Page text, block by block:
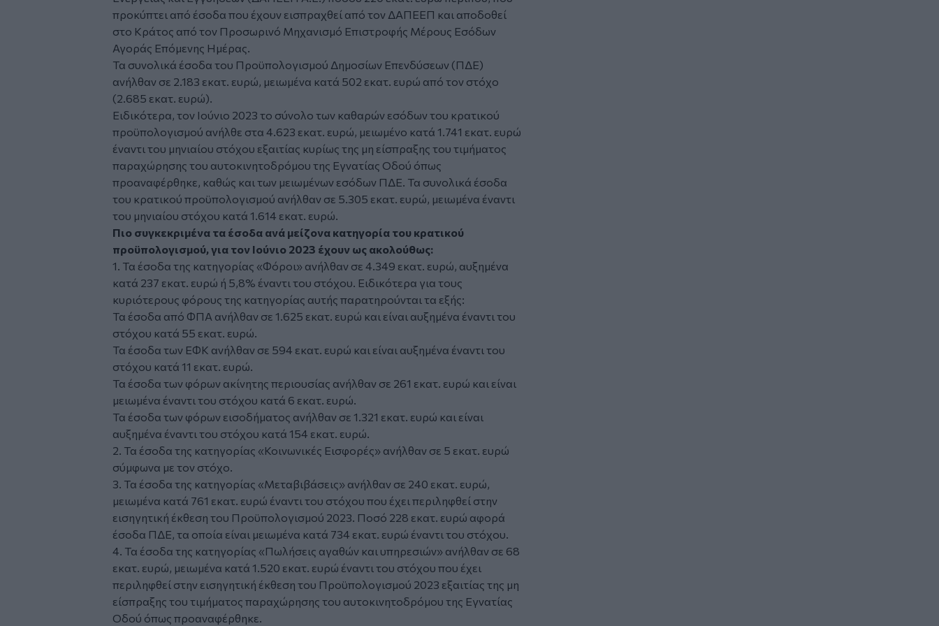
προκύπτει από έσοδα που έχουν εισπραχθεί από τον ΔΑΠΕΕΠ και αποδοθεί
στο Κράτος από τον Προσωρινό Μηχανισμό Επιστροφής Μέρους Εσόδων
Αγοράς Επόμενης Ημέρας.
Τα συνολικά έσοδα του Προϋπολογισμού Δημοσίων Επενδύσεων (ΠΔΕ)
ανήλθαν σε 2.183 εκατ. ευρώ, μειωμένα κατά 502 εκατ. ευρώ από τον στόχο
(2.685 εκατ. ευρώ).
Ειδικότερα, τον Ιούνιο 2023 το σύνολο των καθαρών εσόδων του κρατικού
προϋπολογισμού ανήλθε στα 4.623 εκατ. ευρώ, μειωμένο κατά 1.741 εκατ. ευρώ
έναντι του μηνιαίου στόχου εξαιτίας κυρίως της μη είσπραξης του τιμήματος
παραχώρησης του αυτοκινητοδρόμου της Εγνατίας Οδού όπως
προαναφέρθηκε, καθώς και των μειωμένων εσόδων ΠΔΕ. Τα συνολικά έσοδα
του κρατικού προϋπολογισμού ανήλθαν σε 5.305 εκατ. ευρώ, μειωμένα έναντι
του μηνιαίου στόχου κατά 1.614 εκατ. ευρώ.
Πιο συγκεκριμένα τα έσοδα ανά μείζονα κατηγορία του κρατικού
προϋπολογισμού, για τον Ιούνιο 2023 έχουν ως ακολούθως:
1. Τα έσοδα της κατηγορίας «Φόροι» ανήλθαν σε 4.349 εκατ. ευρώ, αυξημένα
κατά 237 εκατ. ευρώ ή 5,8% έναντι του στόχου. Ειδικότερα για τους
κυριότερους φόρους της κατηγορίας αυτής παρατηρούνται τα εξής:
Τα έσοδα από ΦΠΑ ανήλθαν σε 1.625 εκατ. ευρώ και είναι αυξημένα έναντι του
στόχου κατά 55 εκατ. ευρώ.
Τα έσοδα των ΕΦΚ ανήλθαν σε 594 εκατ. ευρώ και είναι αυξημένα έναντι του
στόχου κατά 11 εκατ. ευρώ.
Τα έσοδα των φόρων ακίνητης περιουσίας ανήλθαν σε 261 εκατ. ευρώ και είναι
μειωμένα έναντι του στόχου κατά 6 εκατ. ευρώ.
Τα έσοδα των φόρων εισοδήματος ανήλθαν σε 1.321 εκατ. ευρώ και είναι
αυξημένα έναντι του στόχου κατά 154 εκατ. ευρώ.
2. Τα έσοδα της κατηγορίας «Κοινωνικές Εισφορές» ανήλθαν σε 5 εκατ. ευρώ
σύμφωνα με τον στόχο.
3. Τα έσοδα της κατηγορίας «Μεταβιβάσεις» ανήλθαν σε 240 εκατ. ευρώ,
μειωμένα κατά 761 εκατ. ευρώ έναντι του στόχου που έχει περιληφθεί στην
εισηγητική έκθεση του Προϋπολογισμού 2023. Ποσό 228 εκατ. ευρώ αφορά
έσοδα ΠΔΕ, τα οποία είναι μειωμένα κατά 734 εκατ. ευρώ έναντι του στόχου.
4. Τα έσοδα της κατηγορίας «Πωλήσεις αγαθών και υπηρεσιών» ανήλθαν σε 68
εκατ. ευρώ, μειωμένα κατά 1.520 εκατ. ευρώ έναντι του στόχου που έχει
περιληφθεί στην εισηγητική έκθεση του Προϋπολογισμού 2023 εξαιτίας της μη
είσπραξης του τιμήματος παραχώρησης του αυτοκινητοδρόμου της Εγνατίας
Οδού όπως προαναφέρθηκε.